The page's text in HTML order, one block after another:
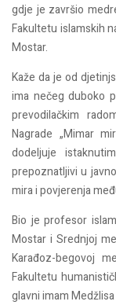
gdje je završio
Fakultetu islamskih
Mostar.
Kaže da je od
ima nečeg duboko
prevodilačkim
Nagrade „Mimar
dodeljuje
prepoznatljivi u
mira i povjerenja
Bio je profesor
Mostar i Srednjoj
Karađoz-begovoj
Fakultetu
glavni imam